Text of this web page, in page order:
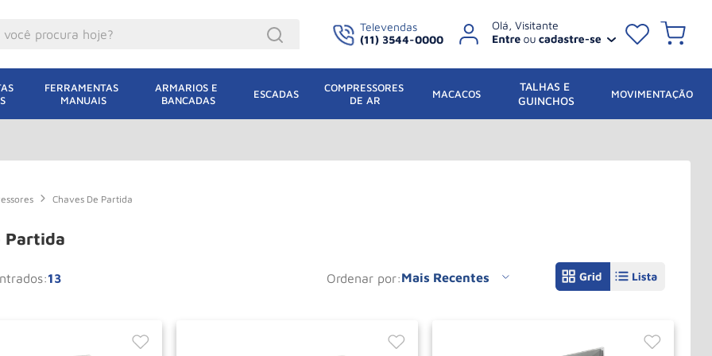
Televendas
(11) 3544-0000
FERRAMENTAS
MANUAIS
ARMARIOS E
BANCADAS
ESCADAS
COMPRESSORES
DE AR
MACACOS
TALHAS E
GUINCHOS
MOVIMENTAÇÃO
Chaves De Partida
Partida
13 ordenar por Mais Recentes